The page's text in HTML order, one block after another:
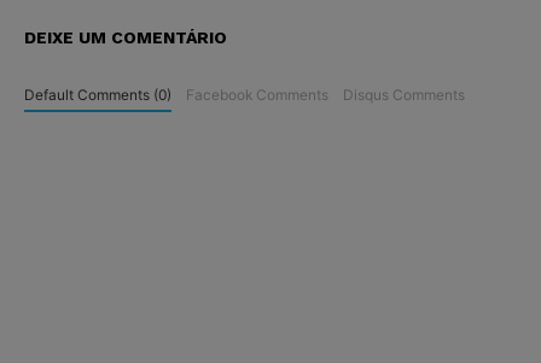
DEIXE UM COMENTÁRIO
Default Comments (0) Facebook Comments Disqus Comments